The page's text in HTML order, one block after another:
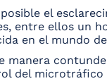
el
entre ellos un
en el mundo
manera
del